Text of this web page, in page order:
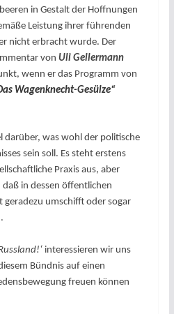
in Gestalt der Hoffnungen
Leistung ihrer führenden
nicht erbracht wurde. Der
von Uli Gellermann
wenn er das Programm von
Wagenknecht-Gesülze“
darüber, was wohl der politische
sein soll. Es steht erstens
Praxis aus, aber
in dessen öffentlichen
umschifft oder sogar
interessieren wir uns
Bündnis auf einen
freuen können